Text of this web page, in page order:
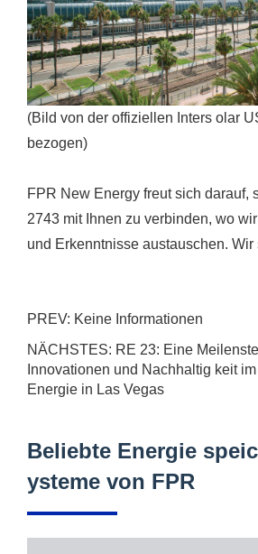
(Bild von der offiziellen Inters olar
bezogen)
FPR New Energy freut sich darauf,
2743 mit Ihnen zu verbinden, wo
und Erkenntnisse austauschen. Wir
PREV: Keine Informationen
NÄCHSTES: RE 23: Eine
Innovationen und Nachhaltig keit
Energie in Las Vegas
Beliebte Energie
ysteme von FPR